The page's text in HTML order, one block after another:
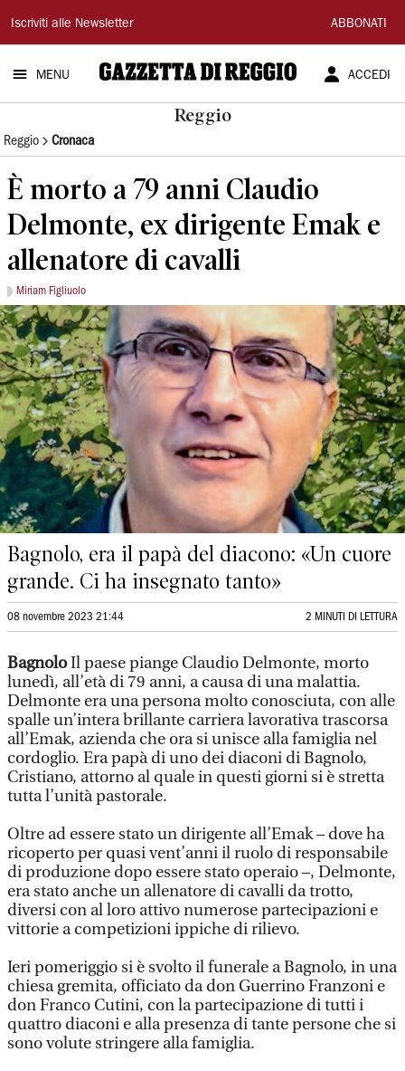
Gazzetta
di
Reggio
Iscriviti alle Newsletter ABBONATI
MENU ACCEDI
Reggio
Reggio Cronaca
È morto a 79 anni Claudio
Delmonte, ex dirigente Emak e
allenatore di cavalli
Miriam Figliuolo
Bagnolo, era il papà del diacono: «Un cuore
grande. Ci ha insegnato tanto»
08 novembre 2023 21:44 2 MINUTI DI LETTURA
BagnoloIl paese piange Claudio Delmonte, morto
lunedì, all’età di 79 anni, a causa di una malattia.
Delmonte era una persona molto conosciuta, con alle
spalle un’intera brillante carriera lavorativa trascorsa
all’Emak, azienda che ora si unisce alla famiglia nel
cordoglio. Era papà di uno dei diaconi di Bagnolo,
Cristiano, attorno al quale in questi giorni si è stretta
tutta l’unità pastorale.
Oltre ad essere stato un dirigente all’Emak – dove ha
ricoperto per quasi vent’anni il ruolo di responsabile
di produzione dopo essere stato operaio –, Delmonte,
era stato anche un allenatore di cavalli da trotto,
diversi con al loro attivo numerose partecipazioni e
vittorie a competizioni ippiche di rilievo.
Ieri pomeriggio si è svolto il funerale a Bagnolo, in una
chiesa gremita, officiato da don Guerrino Franzoni e
don Franco Cutini, con la partecipazione di tutti i
quattro diaconi e alla presenza di tante persone che si
sono volute stringere alla famiglia.